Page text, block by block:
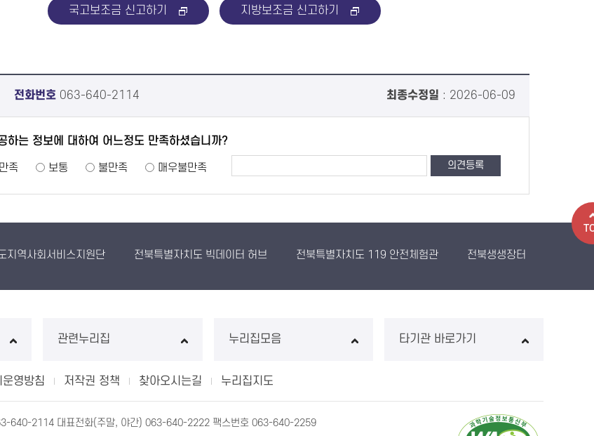
국고보조금 신고하기 지방보조금 신고하기
전화번호 063-640-2114 최종수정일 : 2026-06-09
하는 정보에 대하여 어느정도 만족하셨습니까?
만족 보통 불만족 매우불만족
지역사회서비스지원단 전북특별자치도 빅데이터 허브 전북특별자치도 119 안전체험관 전북생생장터
관련누리집 누리집모음 타기관 바로가기
영방침 저작권 정책 찾아오시는길 누리집지도
640-2114 대표전화(주말, 야간) 063-640-2222 팩스번호 063-640-2259